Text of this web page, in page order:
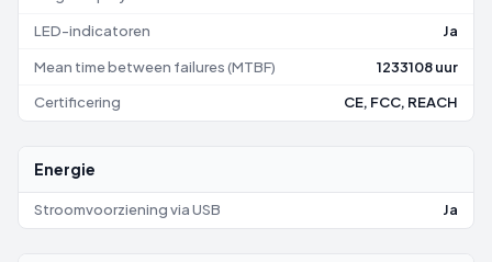
LED-indicatoren Ja
Mean time between failures (MTBF) 1233108 uur
Certificering CE, FCC, REACH
Energie
Stroomvoorziening via USB Ja